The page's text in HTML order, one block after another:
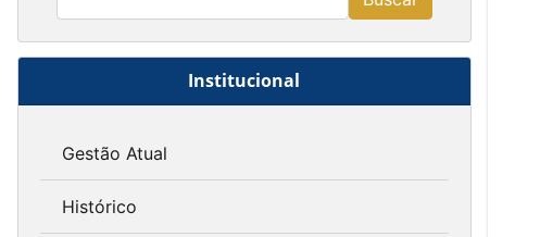
Institucional
Gestão Atual
Histórico